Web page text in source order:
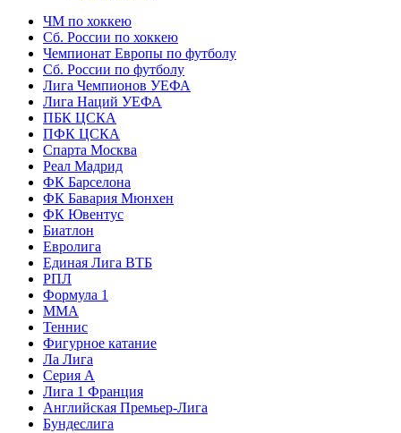
ЧМ по хоккею
Сб. России по хоккею
Чемпионат Европы по футболу
Сб. России по футболу
Лига Чемпионов УЕФА
Лига Наций УЕФА
ПБК ЦСКА
ПФК ЦСКА
Спарта Москва
Реал Мадрид
ФК Барселона
ФК Бавария Мюнхен
ФК Ювентус
Биатлон
Евролига
Единая Лига ВТБ
РПЛ
Формула 1
MMA
Теннис
Фигурное катание
Ла Лига
Серия А
Лига 1 Франция
Английская Премьер-Лига
Бундеслига